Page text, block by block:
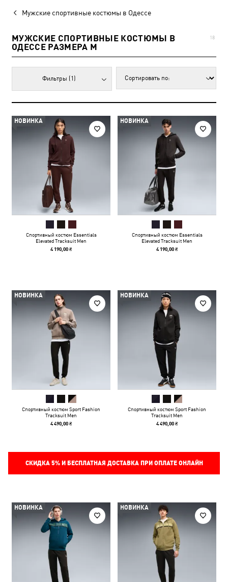
Мужские спортивные костюмы в Одессе
МУЖСКИЕ СПОРТИВНЫЕ КОСТЮМЫ В
ОДЕССЕ РАЗМЕРА M
18
Фильтры (1)
НОВИНКА
Спортивный костюм Essentials
Elevated Tracksuit Men
4 190,00 ₴
НОВИНКА
Спортивный костюм Essentials
Elevated Tracksuit Men
4 190,00 ₴
НОВИНКА
Спортивный костюм Sport Fashion
Tracksuit Men
4 490,00 ₴
НОВИНКА
Спортивный костюм Sport Fashion
Tracksuit Men
4 490,00 ₴
СКИДКА 5%И БЕСПЛАТНАЯ ДОСТАВКА ПРИ ОПЛАТЕ ОНЛАЙН
НОВИНКА НОВИНКА